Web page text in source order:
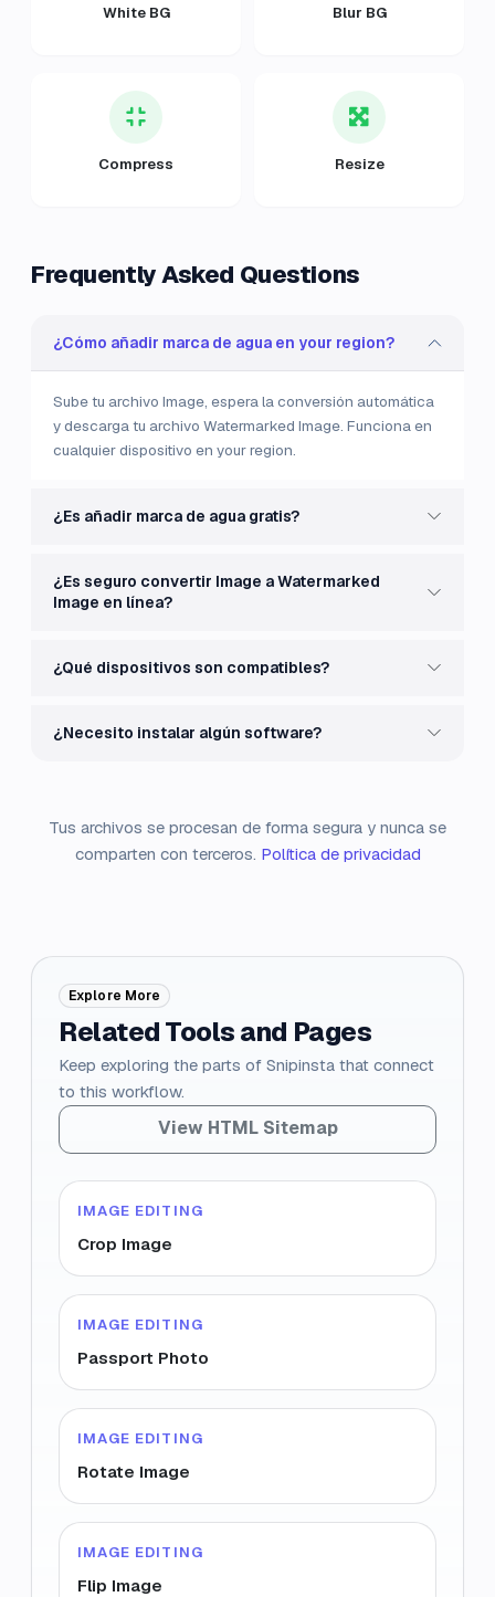
White BG Blur BG
Compress Resize
Frequently Asked Questions
¿Cómo añadir marca de agua en your region?
Sube tu archivo Image, espera la conversión automática
y descarga tu archivo Watermarked Image. Funciona en
cualquier dispositivo en your region.
¿Es añadir marca de agua gratis?
¿Es seguro convertir Image a Watermarked
Image en línea?
¿Qué dispositivos son compatibles?
¿Necesito instalar algún software?
Tus archivos se procesan de forma segura y nunca se
comparten con terceros. Política de privacidad
Explore More
Related Tools and Pages
Keep exploring the parts of Snipinsta that connect
to this workflow.
View HTML Sitemap
IMAGE EDITING
Crop Image
IMAGE EDITING
Passport Photo
IMAGE EDITING
Rotate Image
IMAGE EDITING
Flip Image